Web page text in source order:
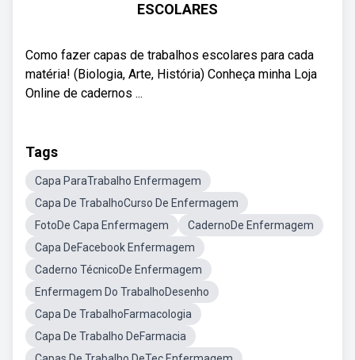
ESCOLARES
Como fazer capas de trabalhos escolares para cada
matéria! (Biologia, Arte, História) Conheça minha Loja
Online de cadernos ...
Tags
Capa ParaTrabalho Enfermagem
Capa De TrabalhoCurso De Enfermagem
FotoDe Capa Enfermagem
CadernoDe Enfermagem
Capa DeFacebook Enfermagem
Caderno TécnicoDe Enfermagem
Enfermagem Do TrabalhoDesenho
Capa De TrabalhoFarmacologia
Capa De Trabalho DeFarmacia